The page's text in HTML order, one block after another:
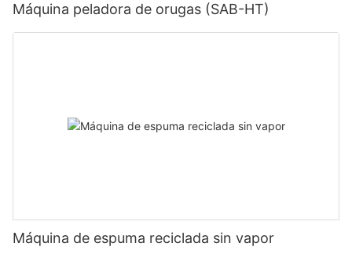
Máquina peladora de orugas (SAB-HT)
Máquina de espuma reciclada sin vapor